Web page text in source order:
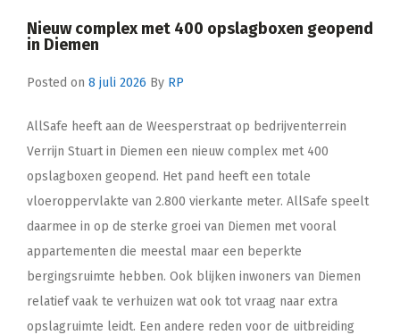
Nieuw complex met 400 opslagboxen geopend
in Diemen
Posted on 8 juli 2026 By RP
AllSafe heeft aan de Weesperstraat op bedrijventerrein
Verrijn Stuart in Diemen een nieuw complex met 400
opslagboxen geopend. Het pand heeft een totale
vloeroppervlakte van 2.800 vierkante meter. AllSafe speelt
daarmee in op de sterke groei van Diemen met vooral
appartementen die meestal maar een beperkte
bergingsruimte hebben. Ook blijken inwoners van Diemen
relatief vaak te verhuizen wat ook tot vraag naar extra
opslagruimte leidt. Een andere reden voor de uitbreiding